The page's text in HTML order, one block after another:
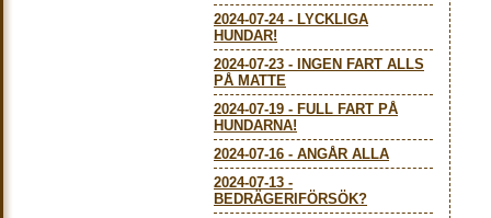
2024-07-24- LYCKLIGA
HUNDAR!
2024-07-23 -
INGEN FART ALLS
PÅ MATTE
2024-07-19 - FULL FART PÅ
HUNDARNA!
2024-07-16 - ANGÅR ALLA
2024-07-13 -
BEDRÄGERIFÖRSÖK?